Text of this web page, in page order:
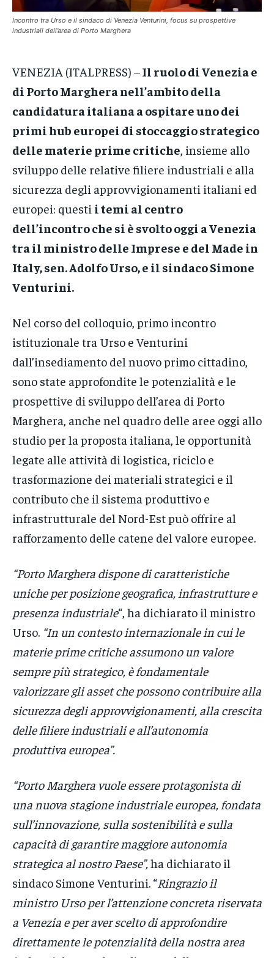
CONTATTI
CONTATTI
CONTATTI
Incontro tra Urso e il sindaco di Venezia Venturini, focus su prospettive
industriali dell’area di Porto Marghera
VENEZIA (ITALPRESS) –Il ruolo di Venezia e
di Porto Marghera nell’ambito della
candidatura italiana a ospitare uno dei
primi hub europei di stoccaggio strategico
delle materie prime critiche , insieme allo
sviluppo delle relative filiere industriali e alla
sicurezza degli approvvigionamenti italiani ed
europei: questi i temi al centro
dell’incontro che si è svolto oggi a Venezia
tra il ministro delle Imprese e del Made in
Italy, sen. Adolfo Urso, e il sindaco Simone
Venturini.
Nel corso del colloquio, primo incontro
istituzionale tra Urso e Venturini
dall’insediamento del nuovo primo cittadino,
sono state approfondite le potenzialità e le
prospettive di sviluppo dell’area di Porto
Marghera, anche nel quadro delle aree oggi allo
studio per la proposta italiana, le opportunità
legate alle attività di logistica, riciclo e
trasformazione dei materiali strategici e il
contributo che il sistema produttivo e
infrastrutturale del Nord-Est può offrire al
rafforzamento delle catene del valore europee.
“Porto Marghera dispone di caratteristiche
uniche per posizione geografica, infrastrutture e
presenza industriale“, ha dichiarato il ministro
Urso. “In un contesto internazionale in cui le
materie prime critiche assumono un valore
sempre più strategico, è fondamentale
valorizzare gli asset che possono contribuire alla
sicurezza degli approvvigionamenti, alla crescita
delle filiere industriali e all’autonomia
produttiva europea”.
“Porto Marghera vuole essere protagonista di
una nuova stagione industriale europea, fondata
sull’innovazione, sulla sostenibilità e sulla
capacità di garantire maggiore autonomia
strategica al nostro Paese”,ha dichiarato il
sindaco Simone Venturini. “Ringrazio il
ministro Urso per l’attenzione concreta riservata
a Venezia e per aver scelto di approfondire
direttamente le potenzialità della nostra area